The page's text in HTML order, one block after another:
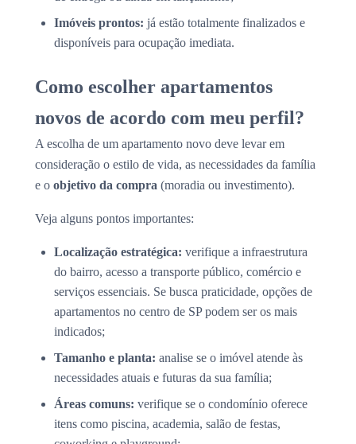
Imóveis prontos: já estão totalmente finalizados e
disponíveis para ocupação imediata.
Como escolher apartamentos
novos de acordo com meu perfil?
A escolha de um apartamento novo deve levar em
consideração o estilo de vida, as necessidades da família
e o objetivo da compra (moradia ou investimento).
Veja alguns pontos importantes:
Localização estratégica: verifique a infraestrutura
do bairro, acesso a transporte público, comércio e
serviços essenciais. Se busca praticidade, opções de
apartamentos no centro de SP podem ser os mais
indicados;
Tamanho e planta: analise se o imóvel atende às
necessidades atuais e futuras da sua família;
Áreas comuns: verifique se o condomínio oferece
itens como piscina, academia, salão de festas,